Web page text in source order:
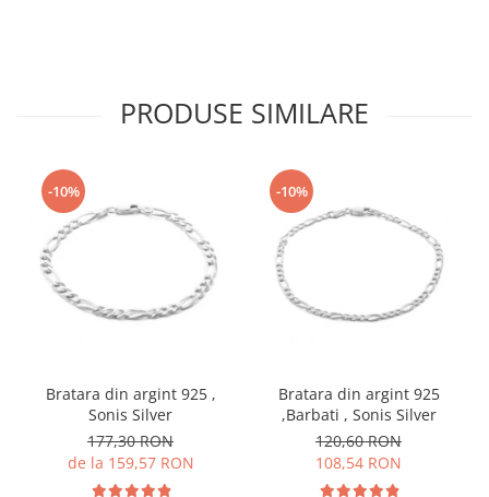
PRODUSE SIMILARE
-10%
Bratara din argint 925 ,
Sonis Silver
177,30 RON
de la 159,57 RON
-10%
Bratara din argint 925
,Barbati , Sonis Silver
120,60 RON
108,54 RON